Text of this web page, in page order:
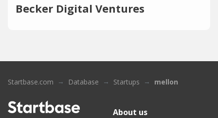
Becker Digital Ventures
Startbase.com Database Startups mellon
About us